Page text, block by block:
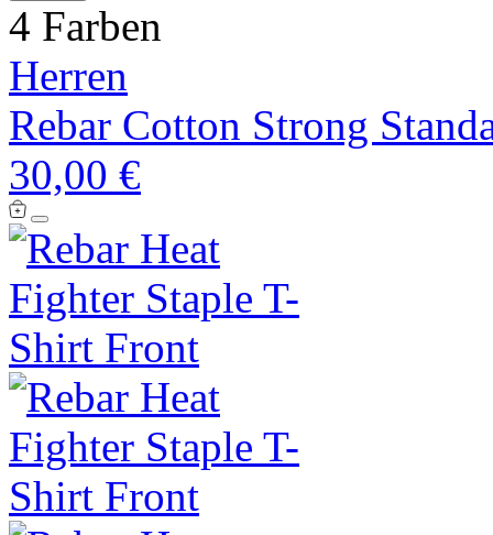
4 Farben
Herren
Rebar Cotton Strong
30,00 €